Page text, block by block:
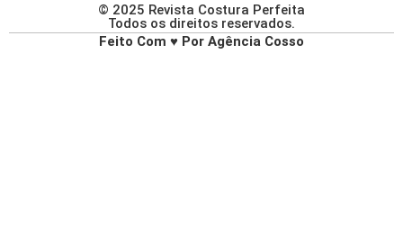
© 2025 Revista Costura Perfeita
Todos os direitos reservados.
Feito Com ♥ Por Agência Cosso